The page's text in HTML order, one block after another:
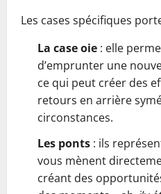
Les cases spécifiques
La case oie : elle
d’emprunter une
ce qui peut créer des
retours en arrière
circonstances.
Les ponts : ils
vous mènent
créant des